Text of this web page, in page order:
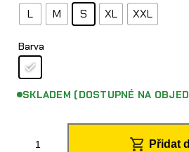
L M S XL XXL
Barva
SKLADEM (DOSTUPNÉ NA
Přidat